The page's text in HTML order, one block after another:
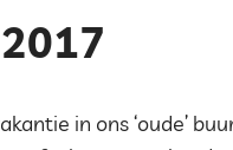
in ons ‘oude’